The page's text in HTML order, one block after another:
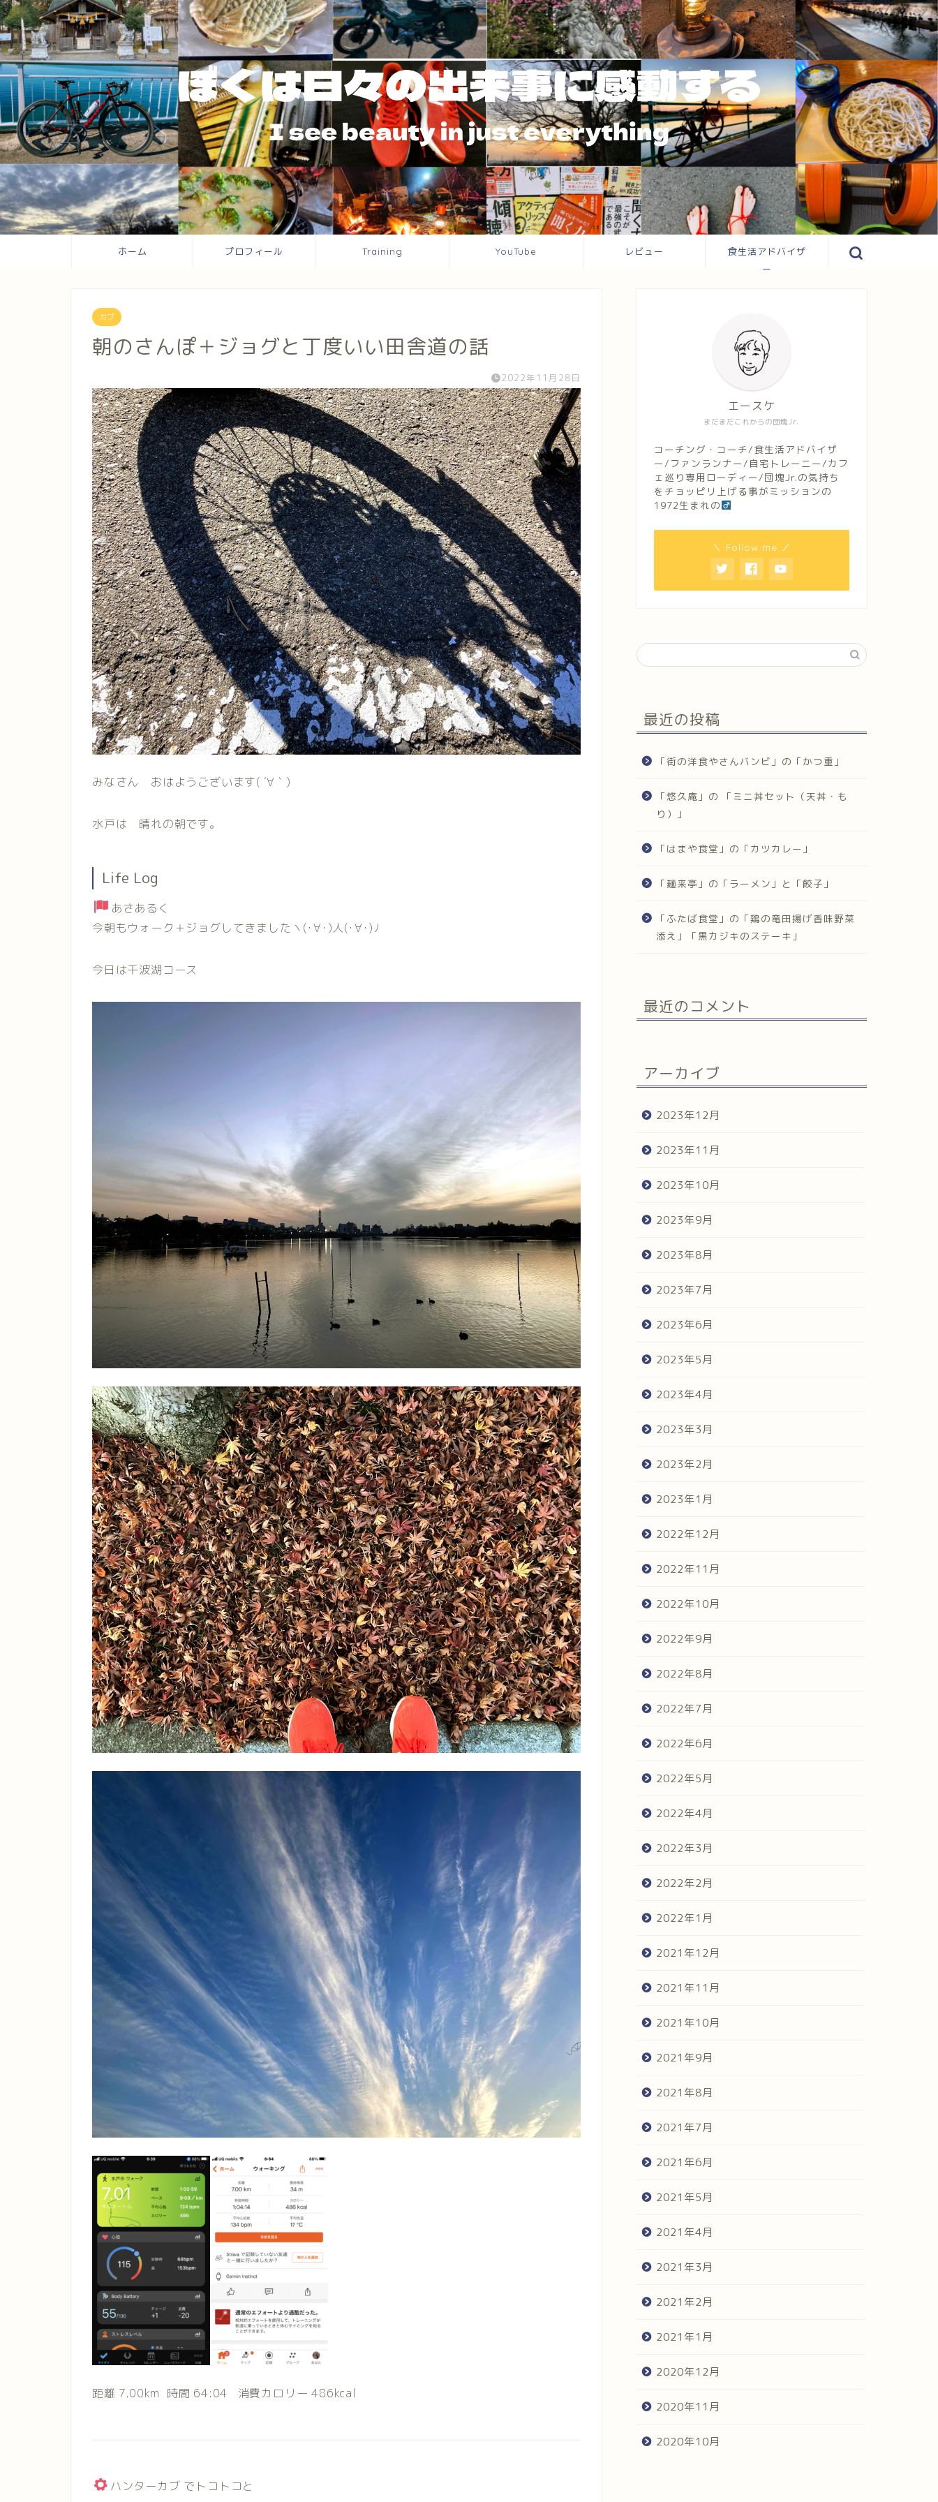
ホーム プロフィール Training YouTube レビュー
食生活アドバイザ
ー
カブ
朝のさんぽ＋ジョグと丁度いい田舎道の話
2022年11月28日
みなさん おはようございます( ´∀｀)
水戸は 晴れの朝です。
Life Log
あさあるく
今朝もウォーク＋ジョグしてきましたヽ(･∀･)人(･∀･)ﾉ
今日は千波湖コース
距離 7.00km 時間 64:04 消費カロリー 486kcal
ハンターカブ でトコトコと
まだまだこれからの団塊Jr.
エースケ
コーチング・コーチ/食生活アドバイザ
ー/ファンランナー/自宅トレーニー/カフ
ェ巡り専用ローディー/団塊Jr.の気持ち
をチョッピリ上げる事がミッションの
1972生まれの
＼ Follow me ／
最近の投稿
「街の洋食やさんバンビ」の「かつ重」
「悠久庵」の 「ミニ丼セット（天丼・も
り）」
「はまや食堂」の「カツカレー」
「麺来亭」の「ラーメン」と「餃子」
「ふたば食堂」の「鶏の竜田揚げ香味野菜
添え」「黒カジキのステーキ」
最近のコメント
アーカイブ
2023年12月
2023年11月
2023年10月
2023年9月
2023年8月
2023年7月
2023年6月
2023年5月
2023年4月
2023年3月
2023年2月
2023年1月
2022年12月
2022年11月
2022年10月
2022年9月
2022年8月
2022年7月
2022年6月
2022年5月
2022年4月
2022年3月
2022年2月
2022年1月
2021年12月
2021年11月
2021年10月
2021年9月
2021年8月
2021年7月
2021年6月
2021年5月
2021年4月
2021年3月
2021年2月
2021年1月
2020年12月
2020年11月
2020年10月